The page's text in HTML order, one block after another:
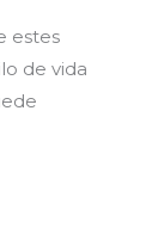
estes
de vida